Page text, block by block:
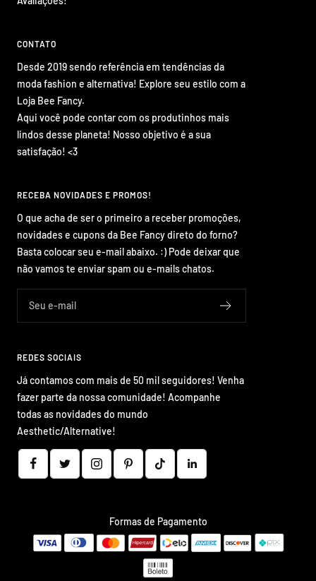
CONTATO
Desde 2019 sendo referência em tendências da
moda fashion e alternativa! Explore seu estilo com a
Loja Bee Fancy.
Aqui você pode contar com os produtinhos mais
lindos desse planeta! Nosso objetivo é a sua
satisfação! <3
RECEBA NOVIDADES E PROMOS!
O que acha de ser o primeiro a receber promoções,
novidades e cupons da Bee Fancy direto do forno?
Basta colocar seu e-mail abaixo. :) Pode deixar que
não vamos te enviar spam ou e-mails chatos.
Seu e-mail
REDES SOCIAIS
Já contamos com mais de 50 mil seguidores! Venha
fazer parte da nossa comunidade! Acompanhe
todas as novidades do mundo
Aesthetic/Alternative!
Formas de Pagamento